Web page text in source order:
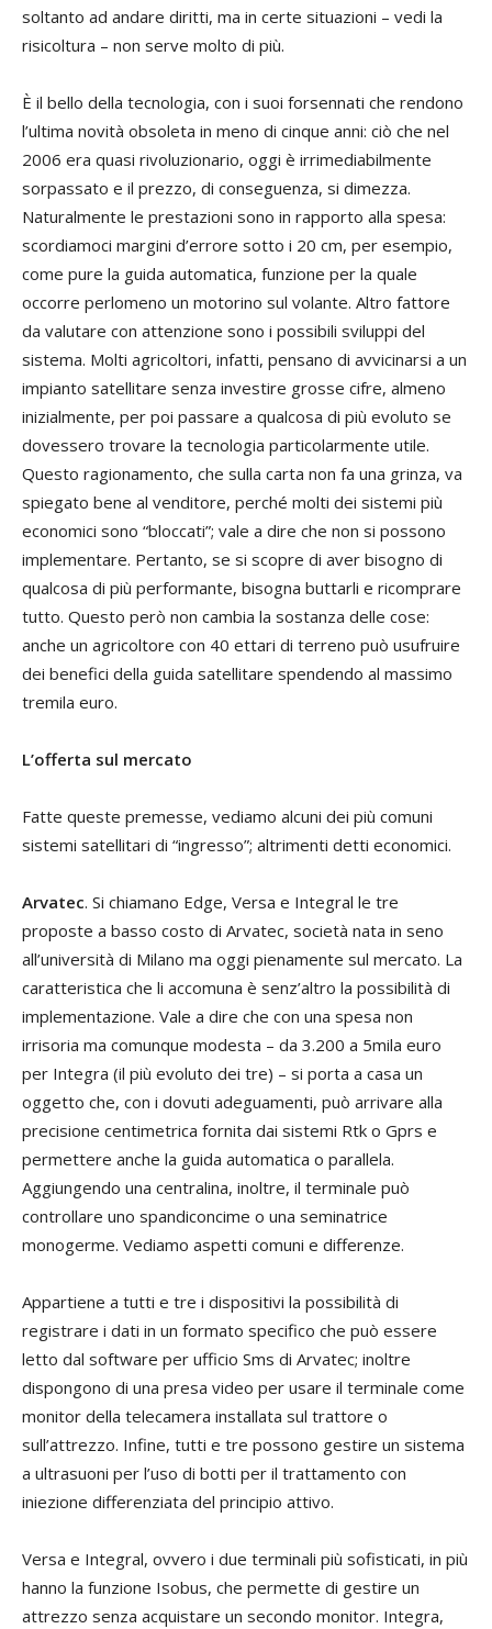
soltanto ad andare diritti, ma in certe situazioni – vedi la
risicoltura – non serve molto di più.
È il bello della tecnologia, con i suoi forsennati che rendono
l’ultima novità obsoleta in meno di cinque anni: ciò che nel
2006 era quasi rivoluzionario, oggi è irrimediabilmente
sorpassato e il prezzo, di conseguenza, si dimezza.
Naturalmente le prestazioni sono in rapporto alla spesa:
scordiamoci margini d’errore sotto i 20 cm, per esempio,
come pure la guida automatica, funzione per la quale
occorre perlomeno un motorino sul volante. Altro fattore
da valutare con attenzione sono i possibili sviluppi del
sistema. Molti agricoltori, infatti, pensano di avvicinarsi a un
impianto satellitare senza investire grosse cifre, almeno
inizialmente, per poi passare a qualcosa di più evoluto se
dovessero trovare la tecnologia particolarmente utile.
Questo ragionamento, che sulla carta non fa una grinza, va
spiegato bene al venditore, perché molti dei sistemi più
economici sono “bloccati”; vale a dire che non si possono
implementare. Pertanto, se si scopre di aver bisogno di
qualcosa di più performante, bisogna buttarli e ricomprare
tutto. Questo però non cambia la sostanza delle cose:
anche un agricoltore con 40 ettari di terreno può usufruire
dei benefici della guida satellitare spendendo al massimo
tremila euro.
L’offerta sul mercato
Fatte queste premesse, vediamo alcuni dei più comuni
sistemi satellitari di “ingresso”; altrimenti detti economici.
Arvatec. Si chiamano Edge, Versa e Integral le tre
proposte a basso costo di Arvatec, società nata in seno
all’università di Milano ma oggi pienamente sul mercato. La
caratteristica che li accomuna è senz’altro la possibilità di
implementazione. Vale a dire che con una spesa non
irrisoria ma comunque modesta – da 3.200 a 5mila euro
per Integra (il più evoluto dei tre) – si porta a casa un
oggetto che, con i dovuti adeguamenti, può arrivare alla
precisione centimetrica fornita dai sistemi Rtk o Gprs e
permettere anche la guida automatica o parallela.
Aggiungendo una centralina, inoltre, il terminale può
controllare uno spandiconcime o una seminatrice
monogerme. Vediamo aspetti comuni e differenze.
Appartiene a tutti e tre i dispositivi la possibilità di
registrare i dati in un formato specifico che può essere
letto dal software per ufficio Sms di Arvatec; inoltre
dispongono di una presa video per usare il terminale come
monitor della telecamera installata sul trattore o
sull’attrezzo. Infine, tutti e tre possono gestire un sistema
a ultrasuoni per l’uso di botti per il trattamento con
iniezione differenziata del principio attivo.
Versa e Integral, ovvero i due terminali più sofisticati, in più
hanno la funzione Isobus, che permette di gestire un
attrezzo senza acquistare un secondo monitor. Integra,